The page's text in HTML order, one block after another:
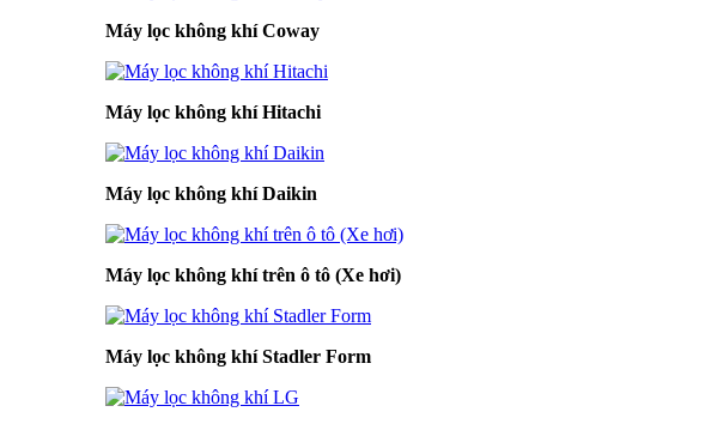
Máy lọc không khí Coway
Máy lọc không khí Hitachi
Máy lọc không khí Daikin
Máy lọc không khí trên ô tô (Xe hơi)
Máy lọc không khí Stadler Form